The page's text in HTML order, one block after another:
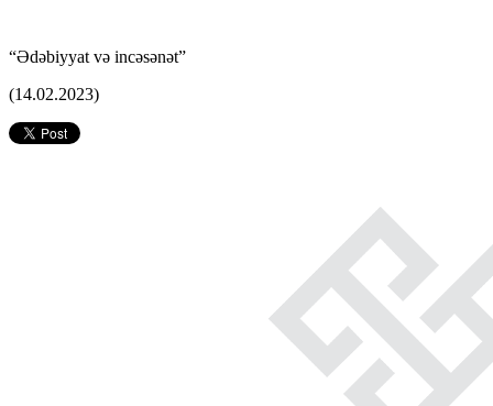
“Ədəbiyyat və incəsənət”
(14.02.2023)